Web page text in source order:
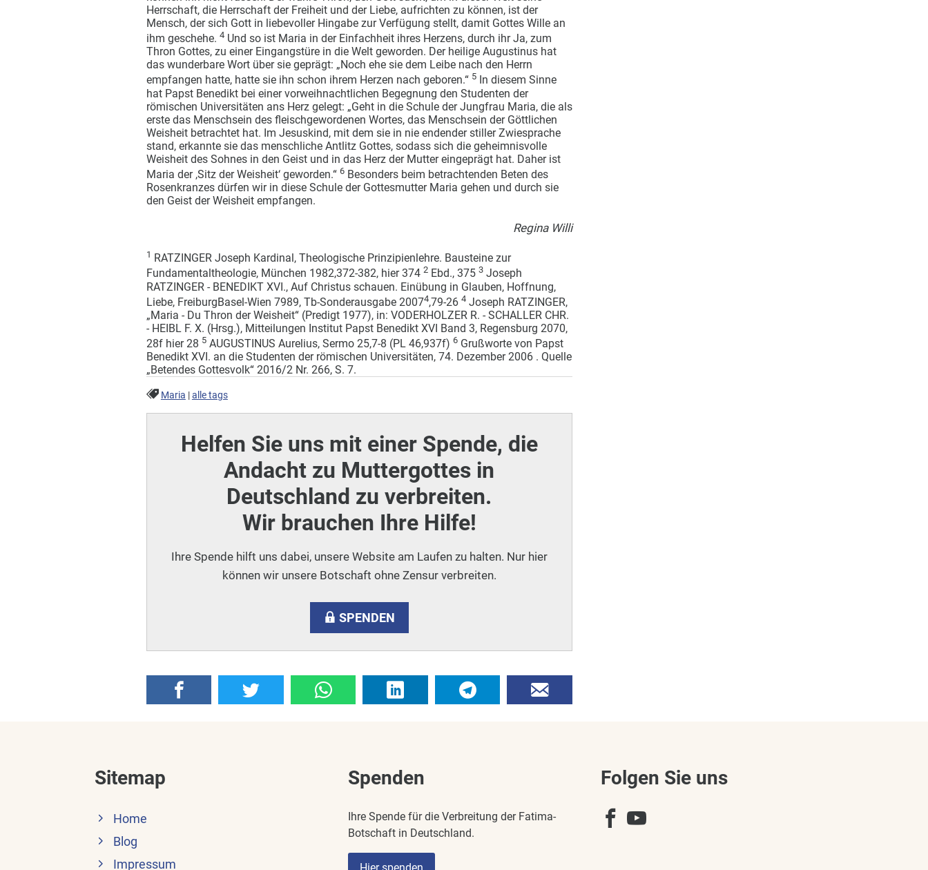
Herrschaft, die Herrschaft der Freiheit und der Liebe, aufrichten zu können, ist der
Mensch, der sich Gott in liebevoller Hingabe zur Verfügung stellt, damit Gottes Wille an
ihm geschehe. 4Und so ist Maria in der Einfachheit ihres Herzens, durch ihr Ja, zum
Thron Gottes, zu einer Eingangstüre in die Welt geworden. Der heilige Augustinus hat
das wunderbare Wort über sie geprägt: „Noch ehe sie dem Leibe nach den Herrn
empfangen hatte, hatte sie ihn schon ihrem Herzen nach geboren.“ 5In diesem Sinne
hat Papst Benedikt bei einer vorweihnachtlichen Begegnung den Studenten der
römischen Universitäten ans Herz gelegt: „Geht in die Schule der Jungfrau Maria, die als
erste das Menschsein des fleischgewordenen Wortes, das Menschsein der Göttlichen
Weisheit betrachtet hat. Im Jesuskind, mit dem sie in nie endender stiller Zwiesprache
stand, erkannte sie das menschliche Antlitz Gottes, sodass sich die geheimnisvolle
Weisheit des Sohnes in den Geist und in das Herz der Mutter eingeprägt hat. Daher ist
Maria der ,Sitz der Weisheit‘ geworden.“ 6Besonders beim betrachtenden Beten des
Rosenkranzes dürfen wir in diese Schule der Gottesmutter Maria gehen und durch sie
den Geist der Weisheit empfangen.
Regina Willi
1 RATZINGER Joseph Kardinal, Theologische Prinzipienlehre. Bausteine zur
Fundamentaltheologie, München 1982,372-382, hier 374 2Ebd., 375 3Joseph
RATZINGER - BENEDIKT XVI., Auf Christus schauen. Einübung in Glauben, Hoffnung,
Liebe, Freiburg­Basel-Wien 7989, Tb-Sonderausgabe 20074,79-26 4Joseph RATZINGER,
„Maria - Du Thron der Weisheit“ (Predigt 1977), in: VODERHOLZER R. - SCHALLER CHR.
- HEIBL F. X. (Hrsg.), Mitteilungen Institut Papst Benedikt XVI Band 3, Regensburg 2070,
28f hier 28 5AUGUSTINUS Aurelius, Sermo 25,7-8 (PL 46,937f) 6Grußworte von Papst
Benedikt XVI. an die Studenten der römischen Universitäten, 74. Dezember 2006 . Quelle
„Betendes Gottesvolk“ 2016/2 Nr. 266, S. 7.
Maria |alle tags
Helfen Sie uns mit einer Spende, die
Andacht zu Muttergottes in
Deutschland zu verbreiten.
Wir brauchen Ihre Hilfe!
Ihre Spende hilft uns dabei, unsere Website am Laufen zu halten. Nur hier
können wir unsere Botschaft ohne Zensur verbreiten.
SPENDEN
Sitemap
Home
Blog
Impressum
Spenden
Ihre Spende für die Verbreitung der Fatima-
Botschaft in Deutschland.
Folgen Sie uns